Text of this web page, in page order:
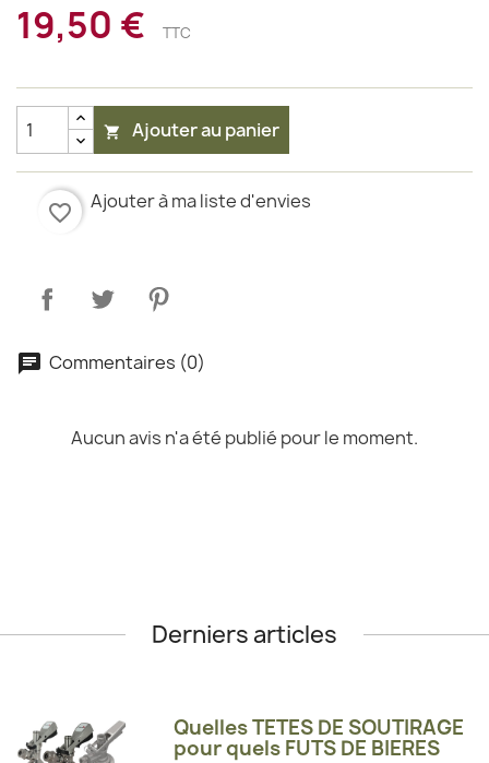
19,50 € TTC
 Ajouter au panier
favorite_border Ajouter à ma liste d'envies
Commentaires (0)
Aucun avis n'a été publié pour le moment.
Derniers articles
Quelles TETES DE SOUTIRAGE
pour quels FUTS DE BIERES